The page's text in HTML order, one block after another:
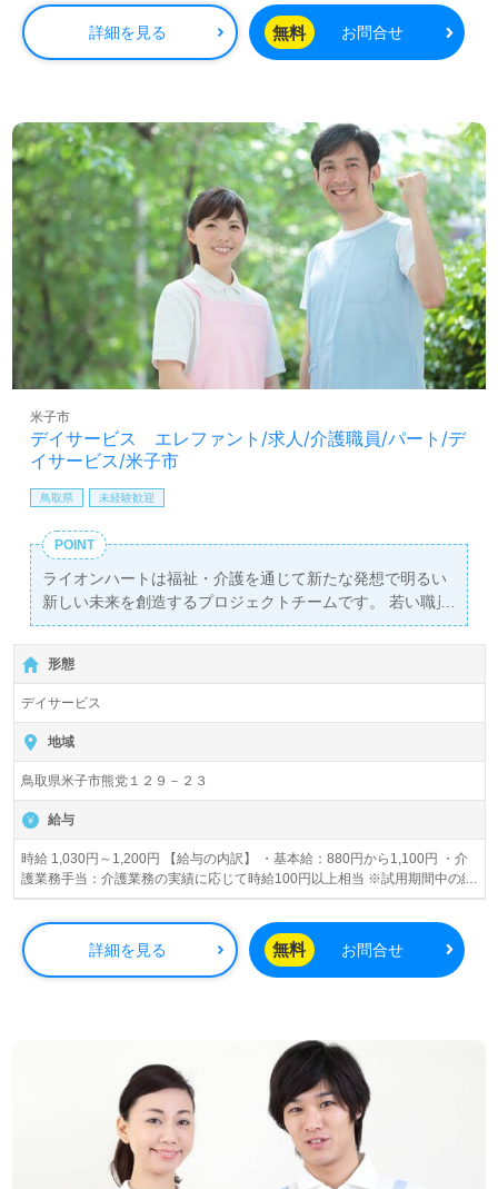
鳥取県エリアで医療/福祉業界の正社員/パート求人探しは
【ウィルオブ介護】
料サービスをご利用いただけます。＜非公開求人も取扱い
あり！＞"転職支援"のプロと一緒に転職活動！お問い合わ
せお待ちしております。
詳細を見る 無料 お問合せ
デイサービス エレファント/求人/介護職員/パート/デ
イサービス/米子市
米子市
鳥取県 未経験歓迎
POINT
ライオンハートは福祉・介護を通じて新たな発想で明るい
新しい未来を創造するプロジェクトチームです。 若い職員
世代のスタッフが多く、明るく・活気のある職場です！ 活
気ある職場で一緒に働いてみませんか？
形態
デイサービス
地域
鳥取県米子市熊党１２９－２３
給与
時給 1,030円～1,200円 【給与の内訳】 ・基本給：880円から1,100円 ・介
護業務手当：介護業務の実績に応じて時給100円以上相当 ※試用期間中の給
与の変動無し
詳細を見る 無料 お問合せ